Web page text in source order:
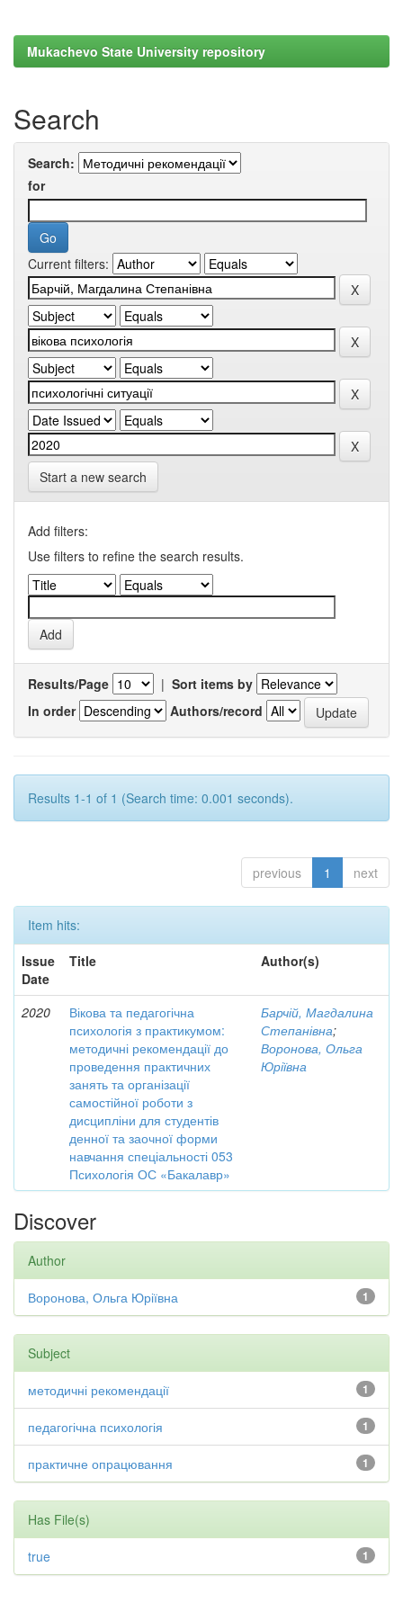
Mukachevo State University repository
Search
Search:
for
Current filters:
Start a new search
Add filters:
Use filters to refine the search results.
Results/Page | Sort items by
In order
Authors/record
Results 1-1 of 1 (Search time: 0.001 seconds).
previous 1 next
Item hits:
Issue
Date
Title Author(s)
2020
Вікова та педагогічна
психологія з практикумом:
методичні рекомендації до
проведення практичних
занять та організації
самостійної роботи з
дисципліни для студентів
денної та заочної форми
навчання спеціальності 053
Психологія ОС «Бакалавр»
Барчій, Магдалина
Степанівна;
Воронова, Ольга
Юріївна
Discover
Author
1
Воронова, Ольга Юріївна
Subject
1
методичні рекомендації
1
педагогічна психологія
1
практичне опрацювання
Has File(s)
1
true